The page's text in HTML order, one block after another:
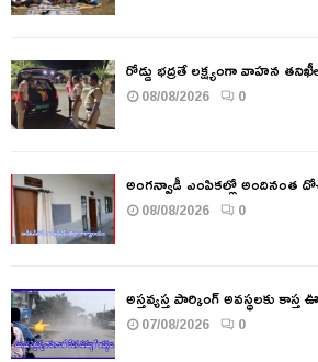
రోడ్డు భద్రతే లక్ష్యంగా వాహన
08/08/2026 0
అంగన్వాడీ ఎంపికల్లో అందినంత
08/08/2026 0
అస్తవ్యస్త పార్కింగ్ అవస్థలకు కాస్త
07/08/2026 0